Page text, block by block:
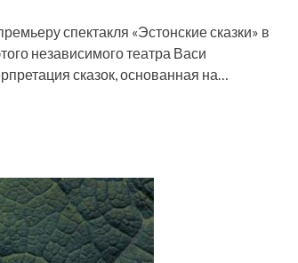
спектакля «Эстонские сказки» в
независимого театра Васи
сказок, основанная на…